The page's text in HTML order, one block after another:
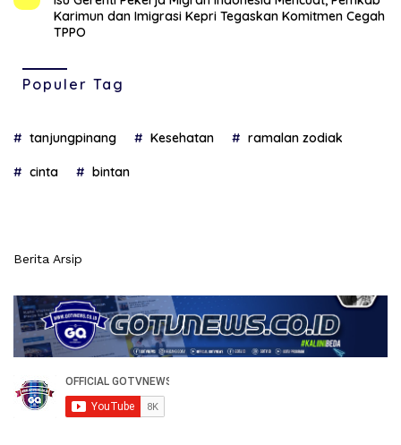
Karimun dan Imigrasi Kepri Tegaskan Komitmen Cegah
TPPO
Populer Tag
tanjungpinang Kesehatan ramalan zodiak
cinta bintan
Berita Arsip